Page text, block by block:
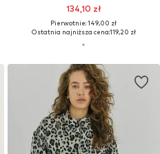
134,10 zł
Pierwotnie: 149,00 zł
Ostatnia najniższa cena:119,20 zł